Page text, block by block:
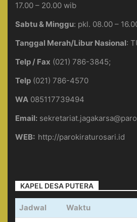
17.00 – 20.00 wib
Sabtu & Minggu: pkl. 08.00 –
Tanggal Merah/Libur Nasional:
Telp / Fax (021) 786-3845;
Telp (021) 786-4570
WA 085117739494
Email:
WEB: http://parokiraturosari.id
KAPEL DESA PUTERA
Jadwal Waktu